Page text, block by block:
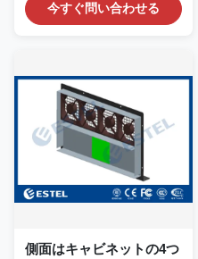
今すぐ問い合わせる
側面はキャビネットの4つ